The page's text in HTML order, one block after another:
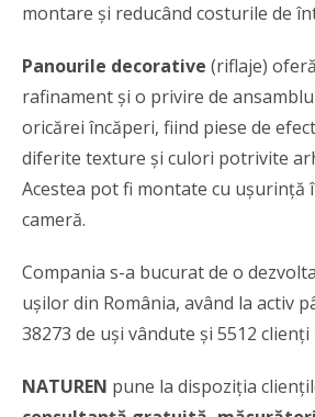
montare și reducând costurile de
Panourile decorative (riflaje)
rafinament și o privire de
oricărei încăperi, fiind piese de
diferite texture și culori potrivite
Acestea pot fi montate cu ușurință
cameră.
Compania s-a bucurat de o
ușilor din România, având la activ
38273 de uși vândute și 5512
NATUREN pune la dispoziția